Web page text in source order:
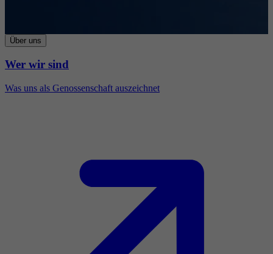
Über uns
Wer wir sind
Was uns als Genossenschaft auszeichnet